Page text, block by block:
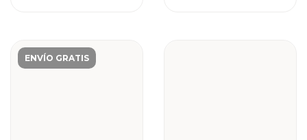
ENVÍO GRATIS